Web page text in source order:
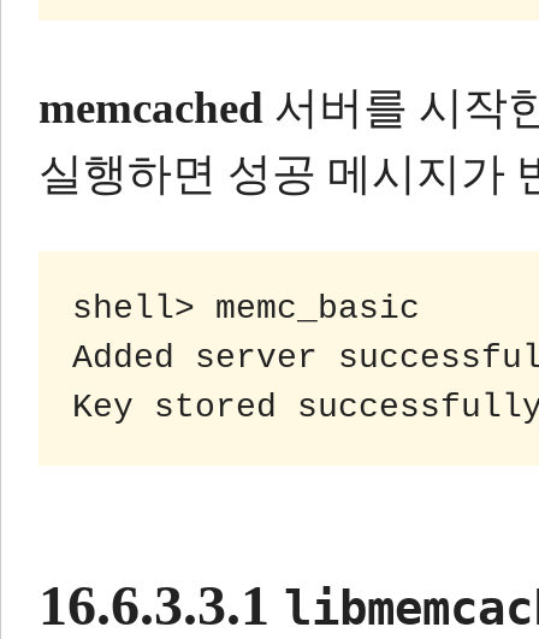
memcached 서버를 시작
실행하면 성공 메시지가
shell> memc_basic
Added server
16.6.3.3.1